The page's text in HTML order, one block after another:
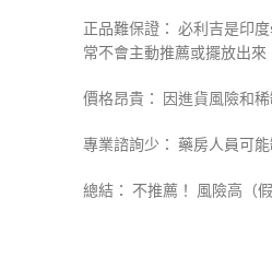
正品難保證： 必利吉是印
常不會主動推薦或擺放出來
價格昂貴： 因進貨風險和
專業諮詢少： 藥房人員可
總結： 不推薦！ 風險高（